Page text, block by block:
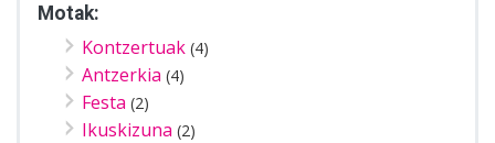
Motak:
Kontzertuak (4)
Antzerkia (4)
Festa (2)
Ikuskizuna (2)